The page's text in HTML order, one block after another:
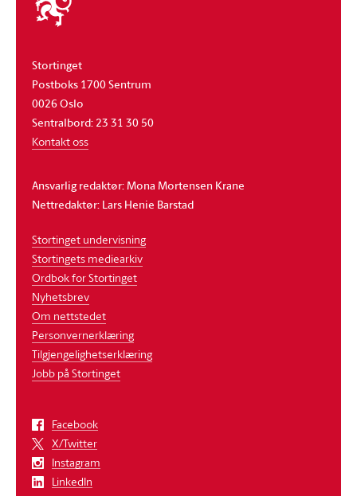
stortinget
Stortinget
Postboks 1700 Sentrum
0026 Oslo
Sentralbord: 23 31 30 50
Kontakt oss
Ansvarlig redaktør: Mona Mortensen Krane
Nettredaktør: Lars Henie Barstad
Stortinget undervisning
Stortingets mediearkiv
Ordbok for Stortinget
Nyhetsbrev
Om nettstedet
Personvernerklæring
Tilgjengelighetserklæring
Jobb på Stortinget
Facebook
X/Twitter
Instagram
LinkedIn